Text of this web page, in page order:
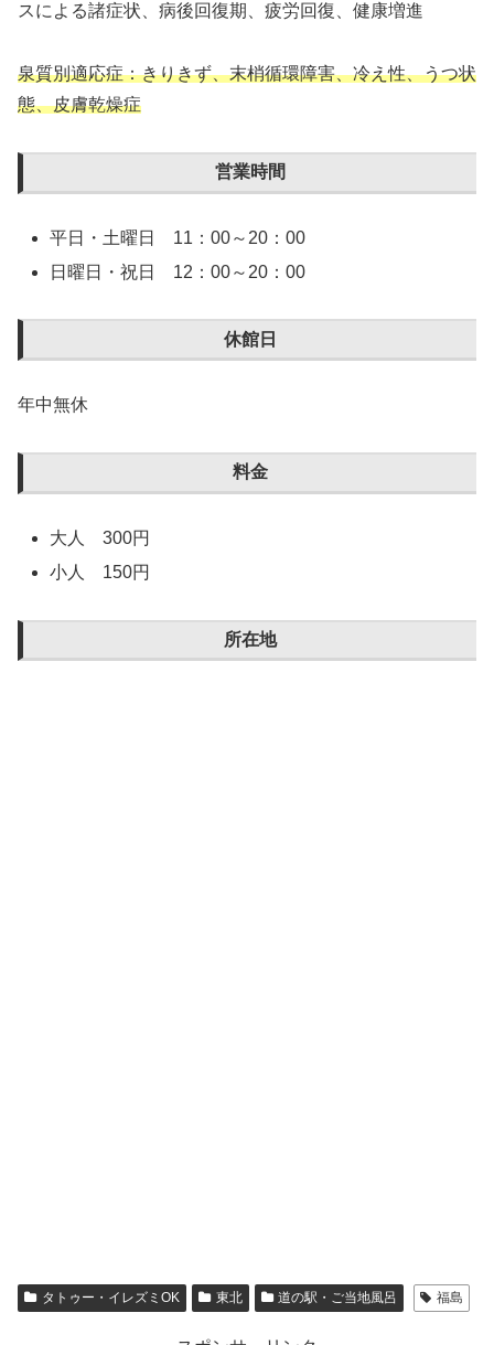
スによる諸症状、病後回復期、疲労回復、健康増進
泉質別適応症：きりきず、末梢循環障害、冷え性、うつ状
態、皮膚乾燥症
営業時間
平日・土曜日 11：00～20：00
日曜日・祝日 12：00～20：00
休館日
年中無休
料金
大人 300円
小人 150円
所在地
タトゥー・イレズミOK 東北 道の駅・ご当地風呂 福島